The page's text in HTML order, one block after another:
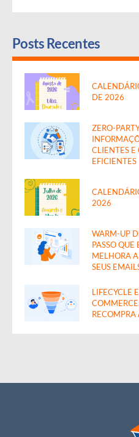
Posts Recentes
DE 2026
ZERO-
CLIENTES
EFICIENTES
2026
WARM-UP
PASSO QUE
MELHORA
SEUS
LIFECYCLE